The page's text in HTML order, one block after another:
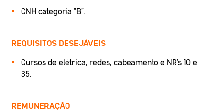
CNH categoria "B".
REQUISITOS DESEJÁVEIS
Cursos de elétrica, redes, cabeamento e NR's 10 e
35.
REMUNERAÇÃO